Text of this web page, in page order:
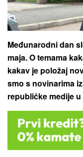
Međunarodni dan
maja. O temama
kakav je položaj
smo s novinarima
republičke medije u